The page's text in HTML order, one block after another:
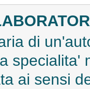
di
specialita'
ai sensi